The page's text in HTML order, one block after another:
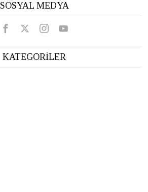
SOSYAL MEDYA
KATEGORİLER